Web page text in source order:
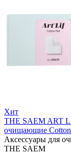
Хит
THE SAEM ART
очищающие
Аксессуары для
THE SAEM